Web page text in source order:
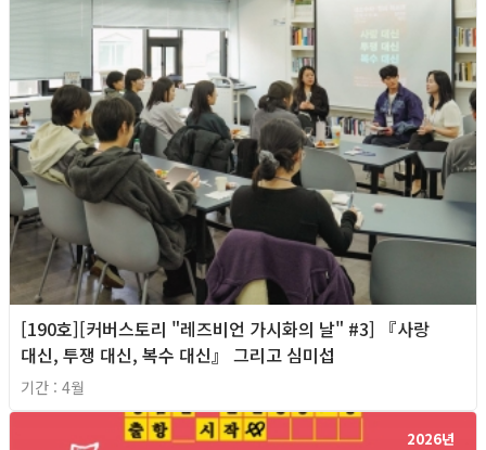
[190호][커버스토리 "레즈비언 가시화의 날" #3] 『사랑
대신, 투쟁 대신, 복수 대신』 그리고 심미섭
기간 : 4월
2026년